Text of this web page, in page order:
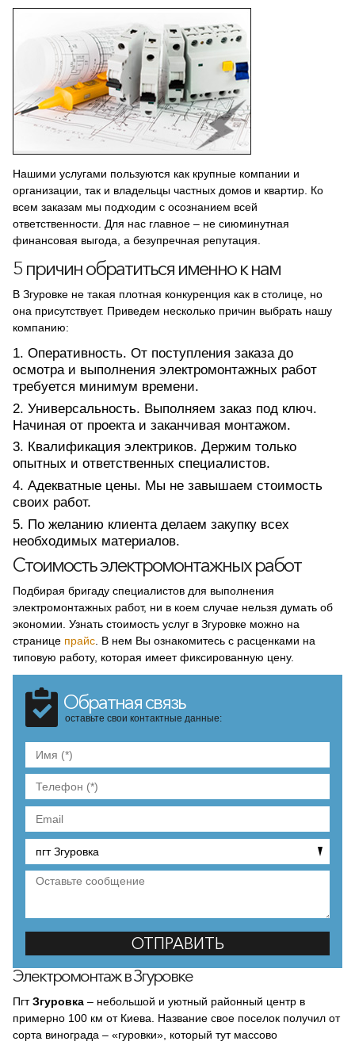
Нашими услугами пользуются как крупные компании и
организации, так и владельцы частных домов и квартир. Ко
всем заказам мы подходим с осознанием всей
ответственности. Для нас главное – не сиюминутная
финансовая выгода, а безупречная репутация.
5 причин обратиться именно к нам
В Згуровке не такая плотная конкуренция как в столице, но
она присутствует. Приведем несколько причин выбрать нашу
компанию:
Оперативность. От поступления заказа до
осмотра и выполнения электромонтажных работ
требуется минимум времени.
Универсальность. Выполняем заказ под ключ.
Начиная от проекта и заканчивая монтажом.
Квалификация электриков. Держим только
опытных и ответственных специалистов.
Адекватные цены. Мы не завышаем стоимость
своих работ.
По желанию клиента делаем закупку всех
необходимых материалов.
Стоимость электромонтажных работ
Подбирая бригаду специалистов для выполнения
электромонтажных работ, ни в коем случае нельзя думать об
экономии. Узнать стоимость услуг в Згуровке можно на
странице прайс . В нем Вы ознакомитесь с расценками на
типовую работу, которая имеет фиксированную цену.
Обратная связь
оставьте свои контактные данные:
Электромонтаж в Згуровке
ПгтЗгуровка – небольшой и уютный районный центр в
примерно 100 км от Киева. Название свое поселок получил от
сорта винограда – «гуровки», который тут массово